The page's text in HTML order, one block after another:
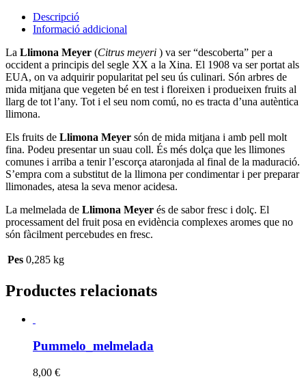
Descripció
Informació addicional
La Llimona Meyer (Citrus meyeri ) va ser “descoberta” per a
occident a principis del segle XX a la Xina. El 1908 va ser portat als
EUA, on va adquirir popularitat pel seu ús culinari. Són arbres de
mida mitjana que vegeten bé en test i floreixen i produeixen fruits al
llarg de tot l’any. Tot i el seu nom comú, no es tracta d’una autèntica
llimona.
Els fruits de Llimona Meyer són de mida mitjana i amb pell molt
fina. Podeu presentar un suau coll. És més dolça que les llimones
comunes i arriba a tenir l’escorça ataronjada al final de la maduració.
S’empra com a substitut de la llimona per condimentar i per preparar
llimonades, atesa la seva menor acidesa.
La melmelada de Llimona Meyer és de sabor fresc i dolç. El
processament del fruit posa en evidència complexes aromes que no
són fàcilment percebudes en fresc.
Pes 0,285 kg
Productes relacionats
Pummelo_melmelada
8,00 €